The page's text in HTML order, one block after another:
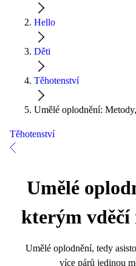
Hello
Děti
Těhotenství
Umělé oplodnění:
Těhotenství
Umělé
kterým vděčí
Umělé oplodnění, tedy
více párů jedinou